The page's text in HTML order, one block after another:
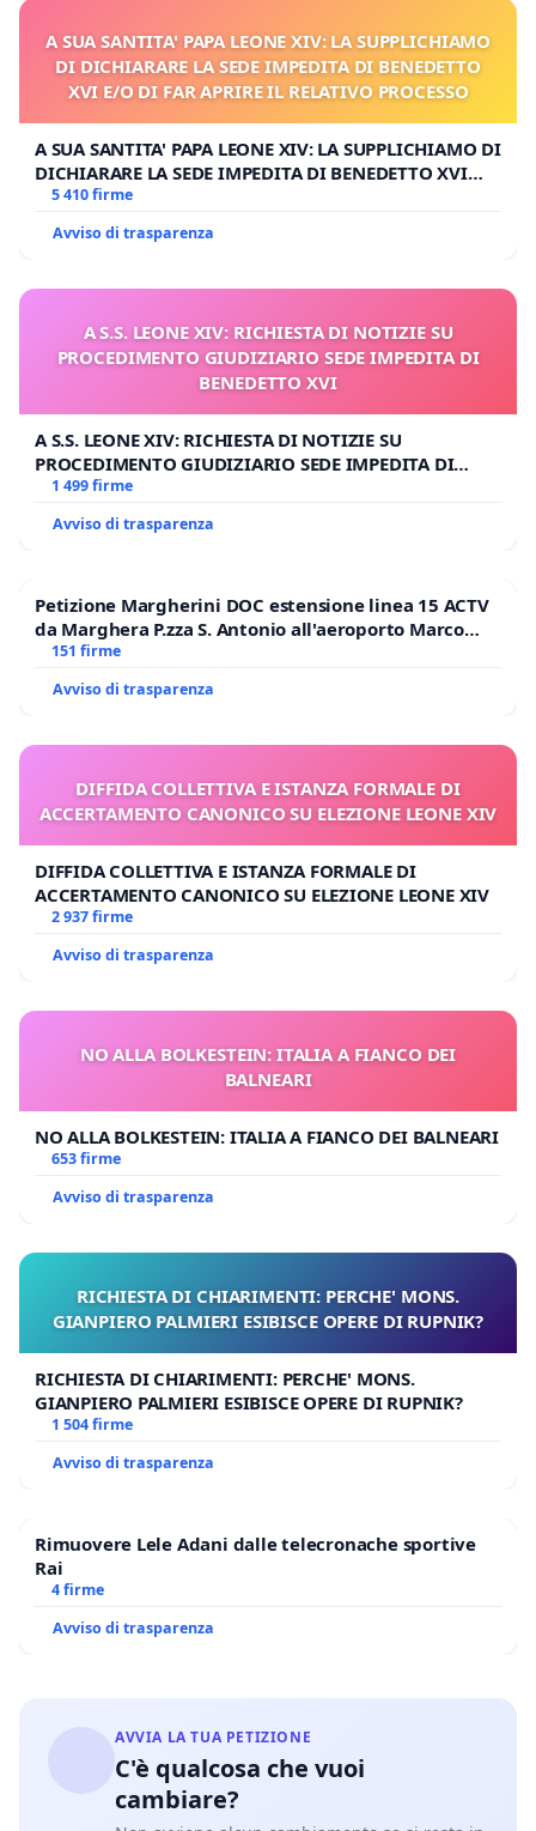
A SUA SANTITA' PAPA LEONE XIV: LA SUPPLICHIAMO
DI DICHIARARE LA SEDE IMPEDITA DI BENEDETTO
XVI E/O DI FAR APRIRE IL RELATIVO PROCESSO
A SUA SANTITA' PAPA LEONE XIV: LA SUPPLICHIAMO DI
DICHIARARE LA SEDE IMPEDITA DI BENEDETTO XVI
E/O DI FAR APRIRE IL RELATIVO PROCESSO
5 410 firme
Avviso di trasparenza
A S.S. LEONE XIV: RICHIESTA DI NOTIZIE SU
PROCEDIMENTO GIUDIZIARIO SEDE IMPEDITA DI
BENEDETTO XVI
A S.S. LEONE XIV: RICHIESTA DI NOTIZIE SU
PROCEDIMENTO GIUDIZIARIO SEDE IMPEDITA DI
BENEDETTO XVI
1 499 firme
Avviso di trasparenza
Petizione Margherini DOC estensione linea 15 ACTV
da Marghera P.zza S. Antonio all'aeroporto Marco
Polo tariffa a € 1,50
151 firme
Avviso di trasparenza
DIFFIDA COLLETTIVA E ISTANZA FORMALE DI
ACCERTAMENTO CANONICO SU ELEZIONE LEONE XIV
DIFFIDA COLLETTIVA E ISTANZA FORMALE DI
ACCERTAMENTO CANONICO SU ELEZIONE LEONE XIV
2 937 firme
Avviso di trasparenza
NO ALLA BOLKESTEIN: ITALIA A FIANCO DEI
BALNEARI
NO ALLA BOLKESTEIN: ITALIA A FIANCO DEI BALNEARI
653 firme
Avviso di trasparenza
RICHIESTA DI CHIARIMENTI: PERCHE' MONS.
GIANPIERO PALMIERI ESIBISCE OPERE DI RUPNIK?
RICHIESTA DI CHIARIMENTI: PERCHE' MONS.
GIANPIERO PALMIERI ESIBISCE OPERE DI RUPNIK?
1 504 firme
Avviso di trasparenza
Rimuovere Lele Adani dalle telecronache sportive
Rai
4 firme
Avviso di trasparenza
AVVIA LA TUA PETIZIONE
C'è qualcosa che vuoi
cambiare?